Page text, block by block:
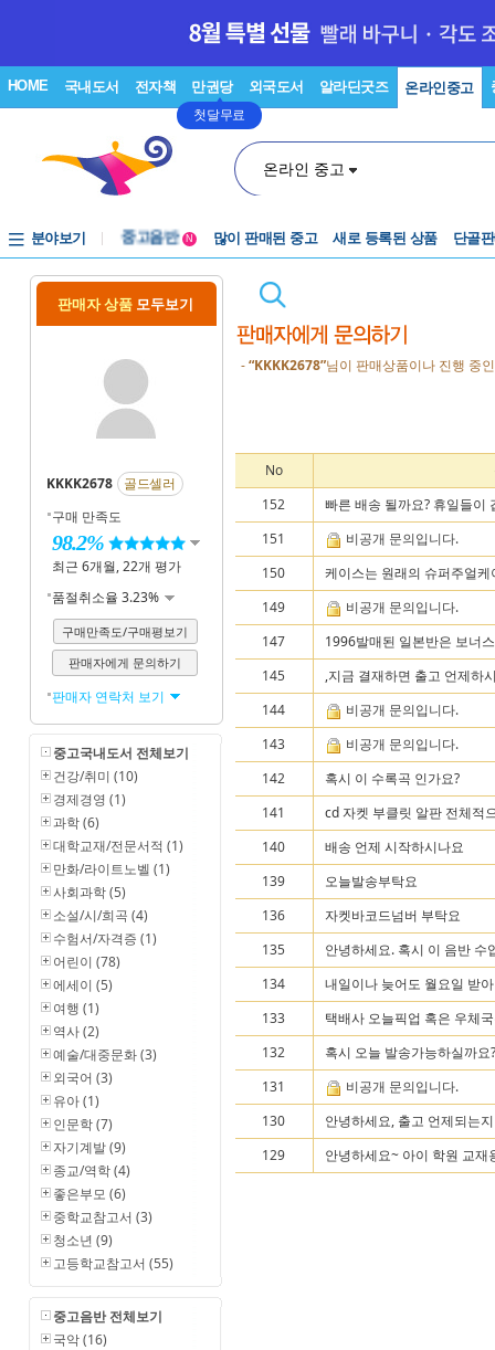
HOME 국내도서 전자책 만권당
첫달무료
외국도서 알라딘굿즈 온라인중고
온라인 중고
분야보기
중고음반
N 많이 판매된 중고 새로 등록된 상품 단골
판매자 상품 모두보기
KKKK2678
골드셀러
구매 만족도
98.2%
최근 6개월, 22개 평가
품절취소율 3.23%
구매만족도/구매평보기
판매자에게 문의하기
판매자 연락처 보기
중고국내도서 전체보기
건강/취미 (10)
경제경영 (1)
과학 (6)
대학교재/전문서적 (1)
만화/라이트노벨 (1)
사회과학 (5)
소설/시/희곡 (4)
수험서/자격증 (1)
어린이 (78)
에세이 (5)
여행 (1)
역사 (2)
예술/대중문화 (3)
외국어 (3)
유아 (1)
인문학 (7)
자기계발 (9)
종교/역학 (4)
좋은부모 (6)
중학교참고서 (3)
청소년 (9)
고등학교참고서 (55)
중고음반 전체보기
국악 (16)
-“KKKK2678”님이 판매상품이나 진행 중
No
152
빠른 배송 될까요? 휴일들이
151
비공개 문의입니다.
150
케이스는 원래의 슈퍼주얼
149
비공개 문의입니다.
147
1996발매된 일본반은 보너
145
,지금 결재하면 출고 언제하
144
비공개 문의입니다.
143
비공개 문의입니다.
142
혹시 이 수록곡 인가요?
141
cd 자켓 부클릿 알판 전체적
140
배송 언제 시작하시나요
139
오늘발송부탁요
136
자켓바코드넘버 부탁요
135
안녕하세요. 혹시 이 음반 수
134
내일이나 늦어도 월요일 받
133
택배사 오늘픽업 혹은 우체
132
혹시 오늘 발송가능하실까요?
131
비공개 문의입니다.
130
안녕하세요, 출고 언제되는
129
안녕하세요~ 아이 학원 교재